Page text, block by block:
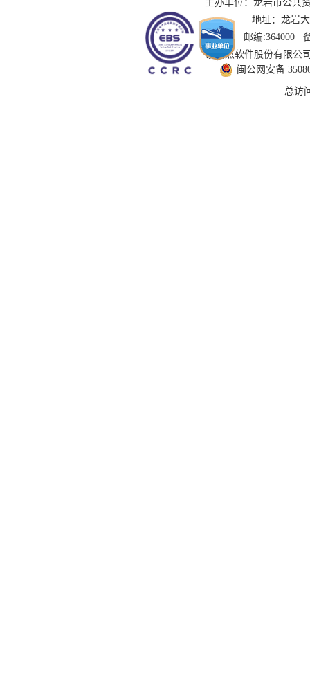
主办单位：龙岩市公共
地址：龙岩
邮编:364000
技术支持：国泰新点软件股份有限
闽公网安备
总访